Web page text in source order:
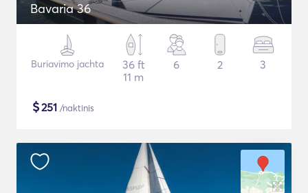
Bavaria 36
Buriavimo jachta
36 ft
11 m
6 2 3
$251 /naktinis